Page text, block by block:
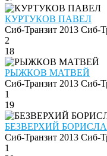
КУРТУКОВ ПАВЕЛ
Сиб-Транзит 2013 Сиб-
2
18
РЫЖКОВ МАТВЕЙ
Сиб-Транзит 2013 Сиб-
1
19
БЕЗВЕРХИЙ
Сиб-Транзит 2013 Сиб-
1